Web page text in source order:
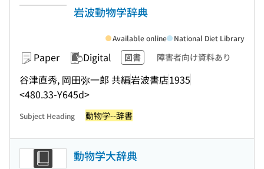
岩波動物学辞典
Paper Digital 図書 障害者向け資料あり
谷津直秀, 岡田弥一郎 共編岩波書店1935
<480.33-Y645d>
Available online National Diet Library
Subject Heading 動物学--辞書
動物学大辞典